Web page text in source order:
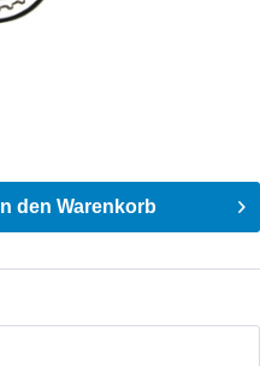
In den Warenkorb